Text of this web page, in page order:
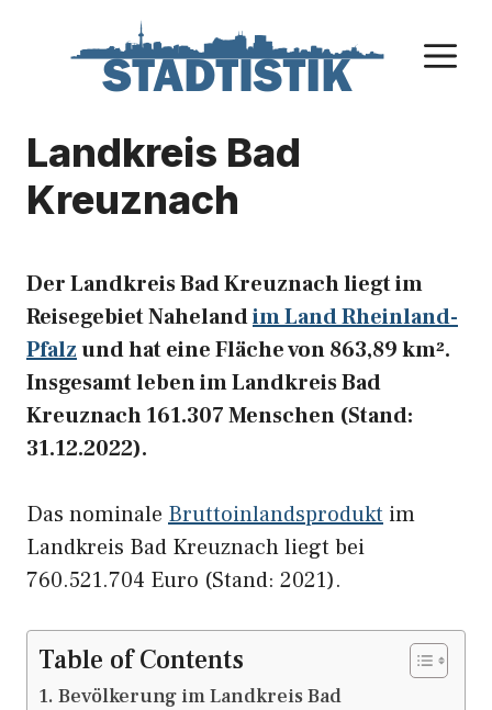
Landkreis Bad
Kreuznach
Der Landkreis Bad Kreuznach liegt im
Reisegebiet Nahelandim Land Rheinland-
Pfalzund hat eine Fläche von 863,89 km².
Insgesamt leben im Landkreis Bad
Kreuznach 161.307 Menschen (Stand:
31.12.2022).
Das nominale Bruttoinlandsprodukt im
Landkreis Bad Kreuznach liegt bei
760.521.704 Euro (Stand: 2021).
Table of Contents
Bevölkerung im Landkreis Bad